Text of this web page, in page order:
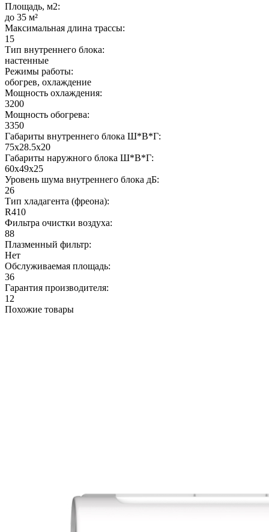
Площадь, м2:
до 35 м²
Максимальная длина трассы:
15
Тип внутреннего блока:
настенные
Режимы работы:
обогрев, охлаждение
Мощность охлаждения:
3200
Мощность обогрева:
3350
Габариты внутреннего блока Ш*В*Г:
75x28.5x20
Габариты наружного блока Ш*В*Г:
60x49x25
Уровень шума внутреннего блока дБ:
26
Тип хладагента (фреона):
R410
Фильтра очистки воздуха:
88
Плазменный фильтр:
Нет
Обслуживаемая площадь:
36
Гарантия производителя:
12
Похожие товары